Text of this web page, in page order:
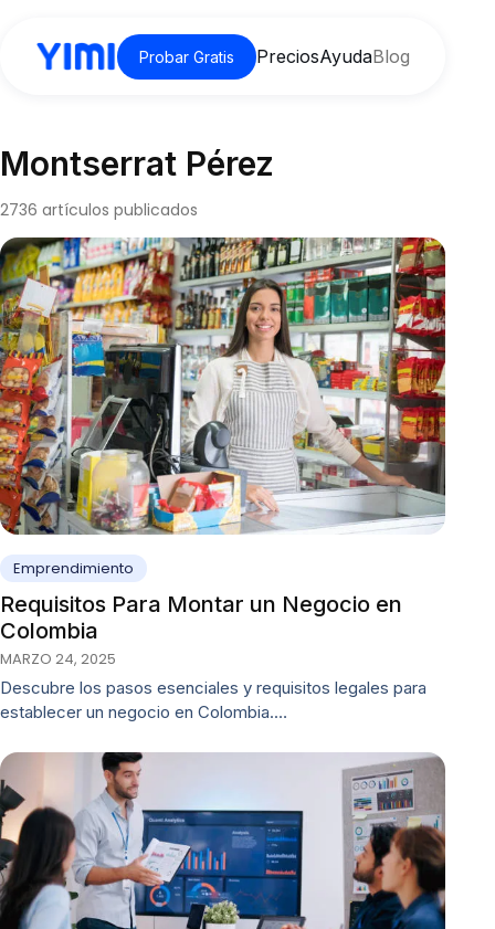
Probar Gratis PreciosAyudaBlog
Montserrat Pérez
2736 artículos publicados
Emprendimiento
Requisitos Para Montar un Negocio en
Colombia
MARZO 24, 2025
Descubre los pasos esenciales y requisitos legales para
establecer un negocio en Colombia.…